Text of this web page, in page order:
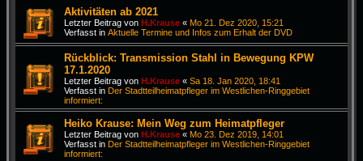
Aktivitäten ab 2021
Letzter Beitrag von H.Krause « Mo 21. Dez 2020, 15:21
Verfasst in Aktuelle Termine und Infos zum Erhalt der DVD
Rückblick: Transmission Stahl in Bewegung KPW
17.1.2020
Letzter Beitrag von H.Krause « Sa 18. Jan 2020, 18:41
Verfasst in Der Stadtteilheimatpfleger im Westlichen-Ringgebiet
informiert:
Heiko Krause: Mein Weg zum Heimatpfleger
Letzter Beitrag von H.Krause « Mo 23. Dez 2019, 14:01
Verfasst in Der Stadtteilheimatpfleger im Westlichen-Ringgebiet
informiert: